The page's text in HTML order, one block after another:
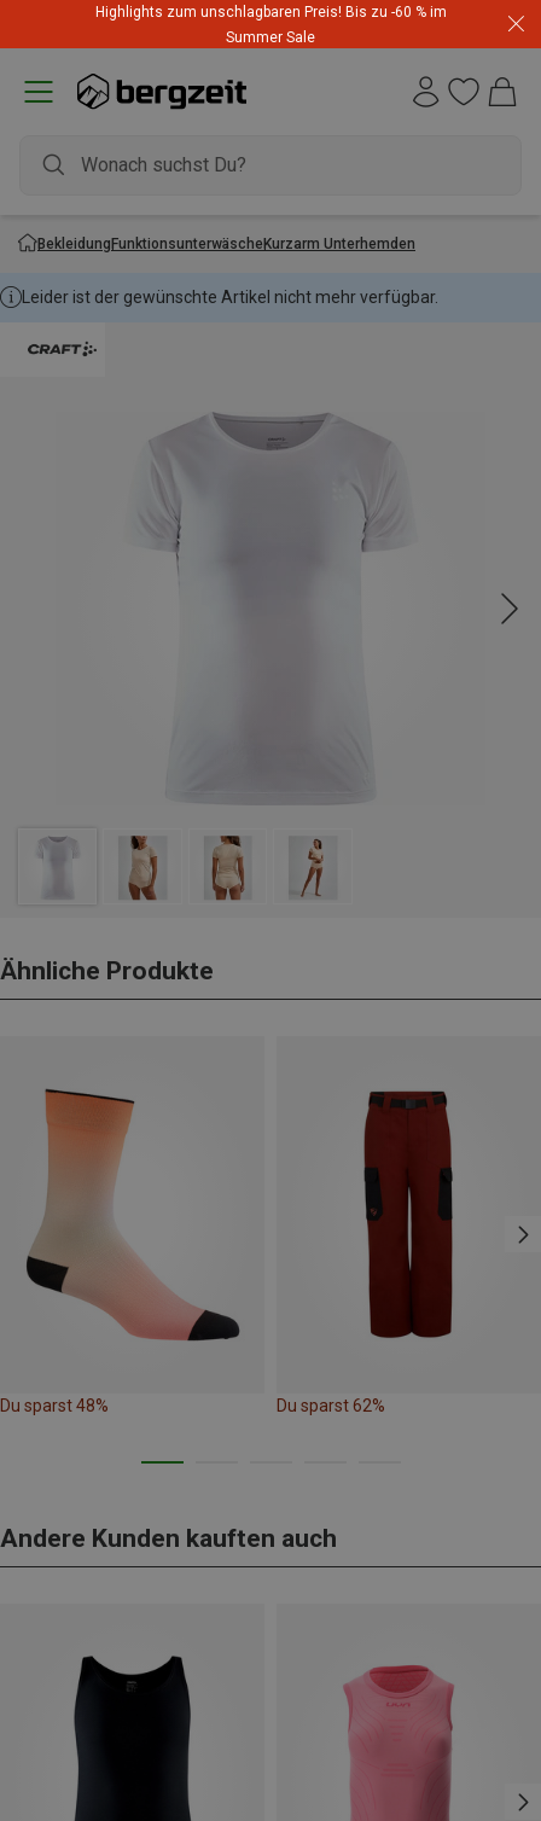
Highlights zum unschlagbaren Preis! Bis zu -60 % im
Summer Sale
BekleidungFunktionsunterwäscheKurzarm Unterhemden
Leider ist der gewünschte Artikel nicht mehr verfügbar.
Ähnliche Produkte
Du sparst 48% Du sparst 62%
Andere Kunden kauften auch